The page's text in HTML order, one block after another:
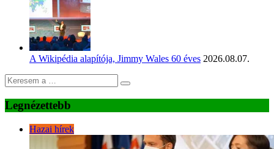
A Wikipédia alapítója, Jimmy Wales 60 éves 2026.08.07.
Legnézettebb
Hazai hírek